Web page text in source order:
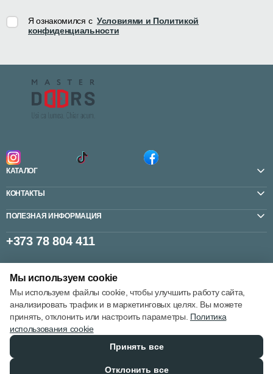
Я ознакомился с Условиями и Политикой
конфиденциальности
КАТАЛОГ
КОНТАКТЫ
ПОЛЕЗНАЯ ИНФОРМАЦИЯ
+373 78 804 411
Настройки cookie
Политика использования cookie
Мы используем cookie
Мы используем файлы cookie, чтобы улучшить работу сайта,
анализировать трафик и в маркетинговых целях. Вы можете
принять, отклонить или настроить параметры. Политика
использования cookie
Принять все
Отклонить все